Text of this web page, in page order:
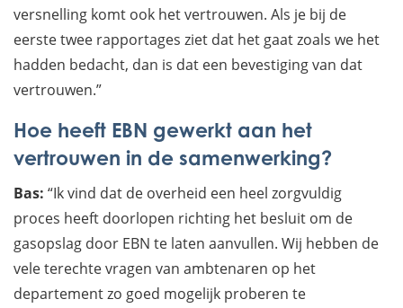
versnelling komt ook het vertrouwen. Als je bij de
eerste twee rapportages ziet dat het gaat zoals we het
hadden bedacht, dan is dat een bevestiging van dat
vertrouwen.”
Hoe heeft EBN gewerkt aan het
vertrouwen in de samenwerking?
Bas: “Ik vind dat de overheid een heel zorgvuldig
proces heeft doorlopen richting het besluit om de
gasopslag door EBN te laten aanvullen. Wij hebben de
vele terechte vragen van ambtenaren op het
departement zo goed mogelijk proberen te